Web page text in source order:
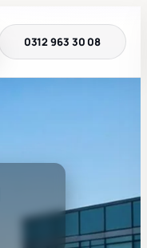
0312 963 30 08